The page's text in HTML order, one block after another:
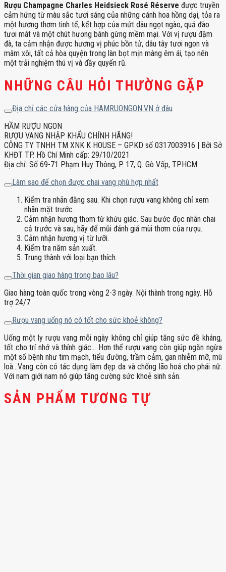
Rượu Champagne Charles Heidsieck Rosé Réserve được truyền
cảm hứng từ màu sắc tươi sáng của những cánh hoa hồng dại, tỏa ra
một hương thơm tinh tế, kết hợp của mứt dâu ngọt ngào, quả đào
tươi mát và một chút hương bánh gừng mềm mại. Với vị rượu đậm
đà, ta cảm nhận được hương vị phúc bồn tử, dâu tây tươi ngon và
mâm xôi, tất cả hòa quyện trong làn bọt mịn màng êm ái, tạo nên
một trải nghiệm thú vị và đầy quyến rũ.
NHỮNG CÂU HỎI THƯỜNG GẶP
Địa chỉ các cửa hàng của HAMRUONGON.VN ở đâu
HẦM RƯỢU NGON
RƯỢU VANG NHẬP KHẨU CHÍNH HÃNG!
CÔNG TY TNHH TM XNK K HOUSE – GPKD số 0317003916 | Bởi Sở
KHĐT TP. Hồ Chí Minh cấp: 29/10/2021
Địa chỉ: Số 69-71 Phạm Huy Thông, P. 17, Q. Gò Vấp, TPHCM
Làm sao để chọn được chai vang phù hợp nhất
Kiểm tra nhãn đằng sau. Khi chọn rượu vang không chỉ xem
nhãn mặt trước.
Cảm nhận hương thơm từ khứu giác. Sau bước đọc nhãn chai
cả trước và sau, hãy để mũi đánh giá mùi thơm của rượu.
Cảm nhận hương vị từ lưỡi.
Kiểm tra năm sản xuất.
Trung thành với loại bạn thích.
Thời gian giao hàng trong bao lâu?
Giao hàng toàn quốc trong vòng 2-3 ngày. Nội thành trong ngày. Hỗ
trợ 24/7
Rượu vang uống nó có tốt cho sức khoẻ không?
Uống một ly rượu vang mỗi ngày không chỉ giúp tăng sức đề kháng,
tốt cho trí nhớ và thính giác… Hơn thế rượu vang còn giúp ngăn ngừa
một số bệnh như tim mạch, tiểu đường, trầm cảm, gan nhiễm mỡ, mù
loà…Vang còn có tác dụng làm đẹp da và chống lão hoá cho phái nữ.
Với nam giới nam nó giúp tăng cường sức khoẻ sinh sản.
SẢN PHẨM TƯƠNG TỰ